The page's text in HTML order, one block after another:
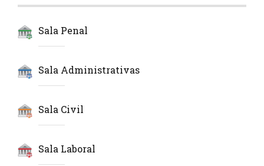
Sala Penal
Sala Administrativas
Sala Civil
Sala Laboral